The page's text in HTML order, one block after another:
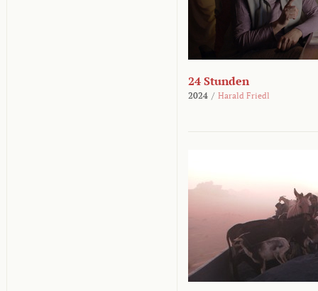
24 Stunden
2024 / Harald Friedl